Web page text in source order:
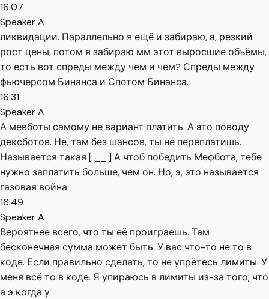
16:07
Speaker A
ликвидации. Параллельно я ещё и забираю, э, резкий
рост цены, потом я забираю мм этот выросшие объёмы,
то есть вот спреды между чем и чем? Спреды между
фьючерсом Бинанса и Спотом Бинанса.
16:31
Speaker A
А мевботы самому не вариант платить. А это поводу
дексботов. Не, там без шансов, ты не переплатишь.
Называется такая [ __ ] А чтоб победить Мефбота, тебе
нужно заплатить больше, чем он. Но, э, это называется
газовая война.
16:49
Speaker A
Вероятнее всего, что ты её проиграешь. Там
бесконечная сумма может быть. У вас что-то не то в
коде. Если правильно сделать, то не упрётесь лимиты. У
меня всё то в коде. Я упираюсь в лимиты из-за того, что
а э когда у